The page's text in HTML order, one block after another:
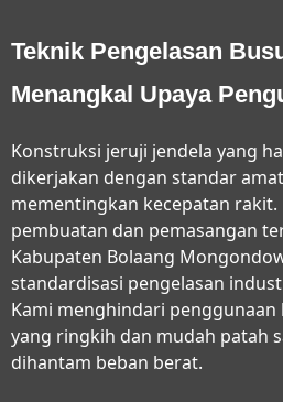
Teknik Pengelasan
Menangkal Upaya
Konstruksi jeruji jendela yang
dikerjakan dengan standar
mementingkan kecepatan rakit.
pembuatan dan pemasangan
Kabupaten Bolaang
standardisasi pengelasan
Kami menghindari
yang ringkih dan mudah patah
dihantam beban berat.